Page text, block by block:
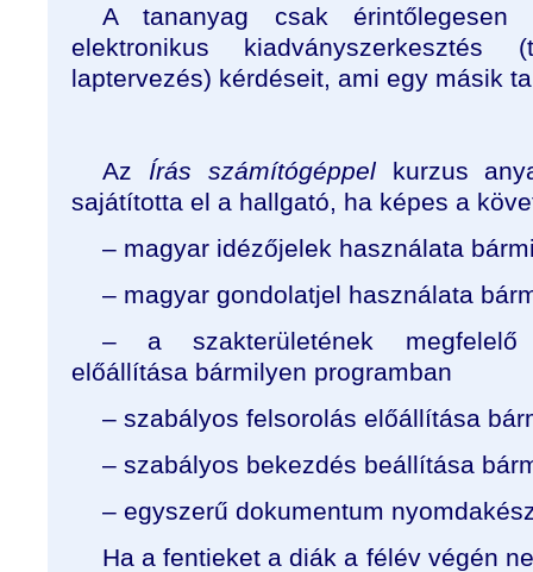
A tananyag csak
elektronikus kiadványszerkesztés
laptervezés) kérdéseit, ami egy másik
Az Írás számítógéppel kurzus
sajátította el a hallgató, ha képes a
– magyar idézőjelek használata
– magyar gondolatjel használata
– a szakterületének megfelelő
előállítása bármilyen programban
– szabályos felsorolás előállítása
– szabályos bekezdés beállítása
– egyszerű dokumentum
Ha a fentieket a diák a félév végén